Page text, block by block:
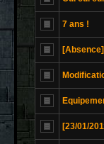
7 ans !
[23/01/